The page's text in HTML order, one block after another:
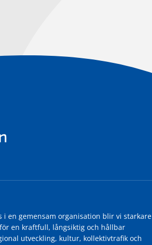
i en gemensam organisation blir vi starkare
en kraftfull, långsiktig och hållbar
utveckling, kultur, kollektivtrafik och